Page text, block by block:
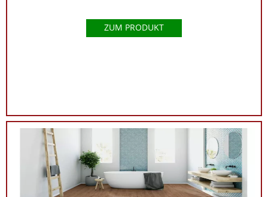
ZUM PRODUKT